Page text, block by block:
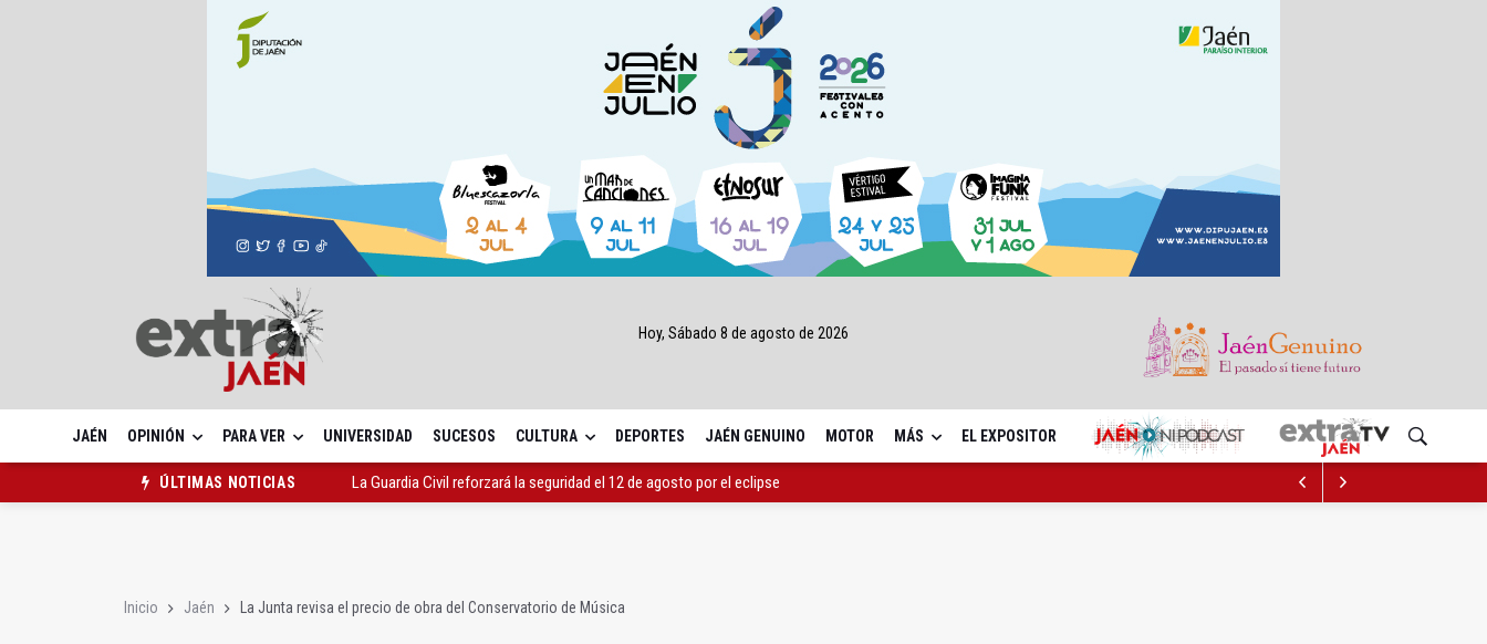
Hoy, Sábado 8 de agosto de 2026
JAÉN OPINIÓN PARA VER UNIVERSIDAD SUCESOS CULTURA DEPORTES JAÉN GENUINO MOTOR MÁS EL EXPOSITOR
ÚLTIMAS NOTICIAS
La Guardia Civil reforzará la seguridad el 12 de agosto por el eclipse
Inicio Jaén La Junta revisa el precio de obra del Conservatorio de Música